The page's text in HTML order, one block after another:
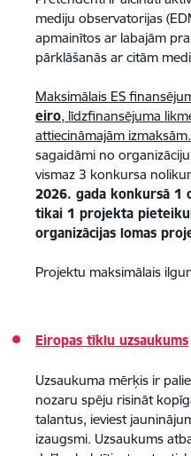
mediju observatorijas
apmainītos ar labajām
pārklāšanās ar citām
Maksimālais ES
eiro, līdzfinansējuma
attiecināmajām izmaksām.
sagaidāmi no
vismaz 3 konkursa
2026. gada konkursā 1
tikai 1 projekta
organizācijas lomas
Projektu maksimālais
Eiropas tīklu uzsaukums
Uzsaukuma mērķis ir
nozaru spēju risināt
talantus, ieviest
izaugsmi. Uzsaukums